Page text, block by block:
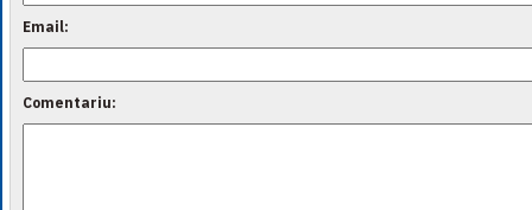
Email:
Comentariu: